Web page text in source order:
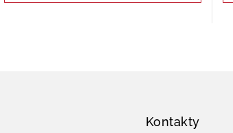
Kontakty